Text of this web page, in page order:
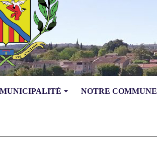
MUNICIPALITÉ NOTRE COMMUNE